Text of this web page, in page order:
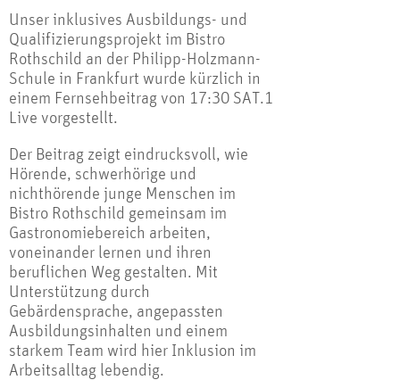
Unser inklusives Ausbildungs- und
Qualifizierungsprojekt im Bistro
Rothschild an der Philipp-Holzmann-
Schule in Frankfurt wurde kürzlich in
einem Fernsehbeitrag von 17:30 SAT.1
Live vorgestellt.
Der Beitrag zeigt eindrucksvoll, wie
Hörende, schwerhörige und
nichthörende junge Menschen im
Bistro Rothschild gemeinsam im
Gastronomiebereich arbeiten,
voneinander lernen und ihren
beruflichen Weg gestalten. Mit
Unterstützung durch
Gebärdensprache, angepassten
Ausbildungsinhalten und einem
starkem Team wird hier Inklusion im
Arbeitsalltag lebendig.